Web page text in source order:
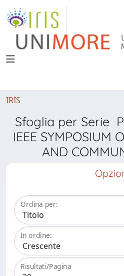
IRIS
Sfoglia per Serie
IEEE SYMPOSIUM
AND
Ordina per:
In ordine:
Risultati/Pagina